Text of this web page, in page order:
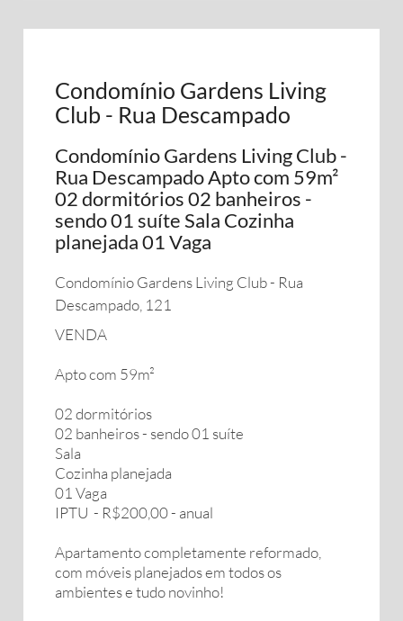
Condomínio Gardens Living
Club - Rua Descampado
Condomínio Gardens Living Club -
Rua Descampado Apto com 59m²
02 dormitórios 02 banheiros -
sendo 01 suíte Sala Cozinha
planejada 01 Vaga
Condomínio Gardens Living Club - Rua
Descampado, 121
VENDA
Apto com 59m²
02 dormitórios
02 banheiros - sendo 01 suíte
Sala
Cozinha planejada
01 Vaga
IPTU - R$200,00 - anual
Apartamento completamente reformado,
com móveis planejados em todos os
ambientes e tudo novinho!